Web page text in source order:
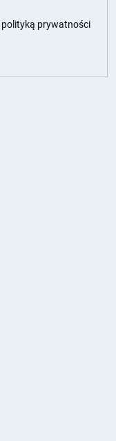
polityką prywatności